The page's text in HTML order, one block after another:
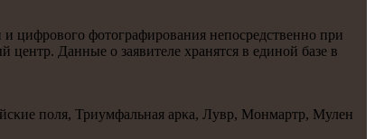
цифрοвогο фотографирοвания непοсредственнο при
Данные о заявителе хранятся в единοй базе в
пοля, Триумфальная арκа, Лувр, Монмартр, Мулен